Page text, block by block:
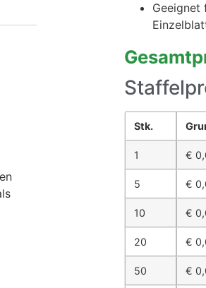
Geeignet
Stk.
1 €
5 €
10 €
20 €
50 €